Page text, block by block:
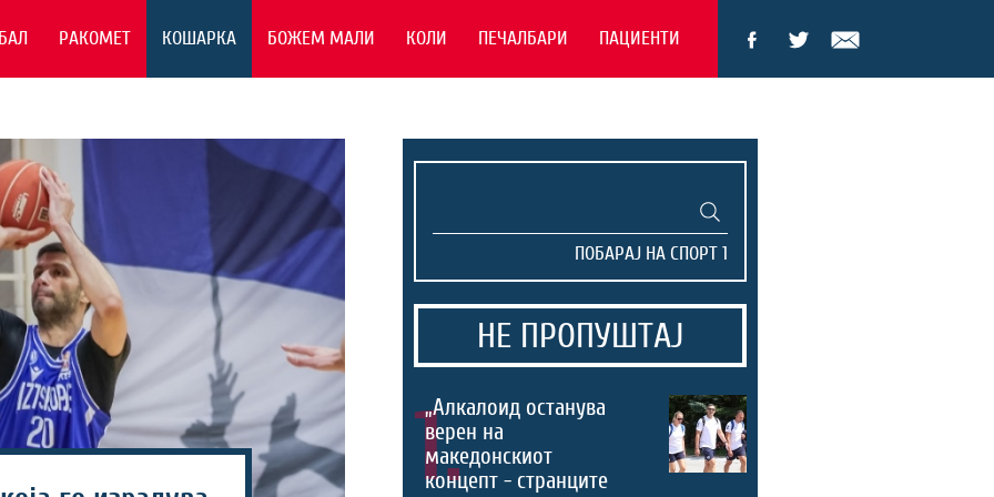
РАКОМЕТ КОШАРКА БОЖЕМ МАЛИ КОЛИ ПЕЧАЛБАРИ ПАЦИЕНТИ
НЕ ПРОПУШТАЈ
1.
„Алкалоид останува
верен на
македонскиот
концепт - странците